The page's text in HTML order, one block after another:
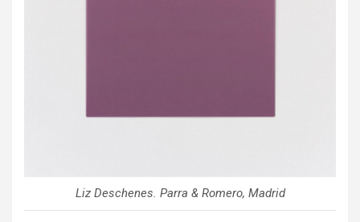
Liz Deschenes. Parra & Romero, Madrid